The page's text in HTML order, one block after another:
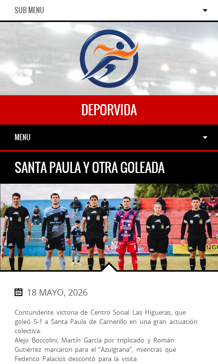
SUB MENU
DEPORVIDA
MENU
SANTA PAULA Y OTRA GOLEADA
18 MAYO, 2026
Contundente victoria de Centro Social Las Higueras, que
goleó 5-1 a Santa Paula de Carnerillo en una gran actuación
colectiva.
Alejo Boccolini, Martín García por triplicado y Román
Gutiérrez marcaron para el “Azulgrana”, mientras que
Federico Palacios descontó para la visita